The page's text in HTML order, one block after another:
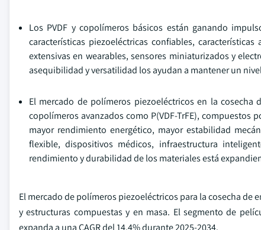
Los PVDF y copolímeros básicos están ganando
características piezoeléctricas confiables,
extensivas en wearables, sensores miniaturizados y
asequibilidad y versatilidad los ayudan a mantener un
El mercado de polímeros piezoeléctricos en la
copolímeros avanzados como P(VDF-TrFE),
mayor rendimiento energético, mayor estabilidad
flexible, dispositivos médicos, infraestructura
rendimiento y durabilidad de los materiales está
El mercado de polímeros piezoeléctricos para la cosecha de
y estructuras compuestas y en masa. El segmento de
expanda a una CAGR del 14.4% durante 2025-2034.